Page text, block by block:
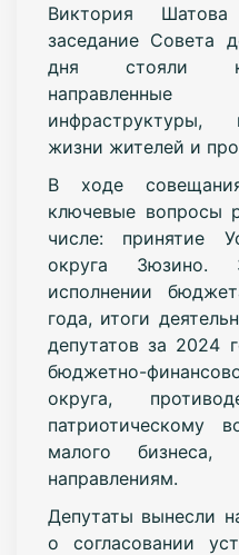
Виктория
заседание Совета
дня стояли
инфраструктуры,
жизни жителей и
В ходе
ключевые вопросы
числе: принятие
округа Зюзино.
исполнении
года, итоги
депутатов за 2024
бюджетно-
округа,
патриотическому
малого
направлениям.
Депутаты вынесли
о согласовании